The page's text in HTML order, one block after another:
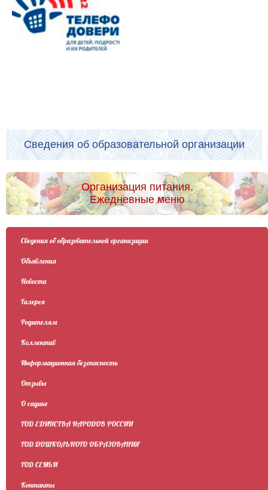
Сведения об образовательной организации
Организация питания.
Ежедневные меню
Сведения об образовательной организации
Объявления
Новости
Галерея
Родителям
Коллектив
Информационная безопасность
Отзывы
О садике
ГОД ЕДИНСТВА НАРОДОВ РОССИИ
ГОД ДОШКОЛЬНОГО ОБРАЗОВАНИЯ
ГОД СЕМЬИ
Контакты